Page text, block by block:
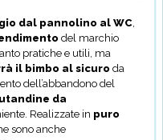
dal pannolino al WC,
del marchio
pratiche e utili, ma
il bimbo al sicuro da
dell’abbandono del
da
Realizzate in puro
sono anche